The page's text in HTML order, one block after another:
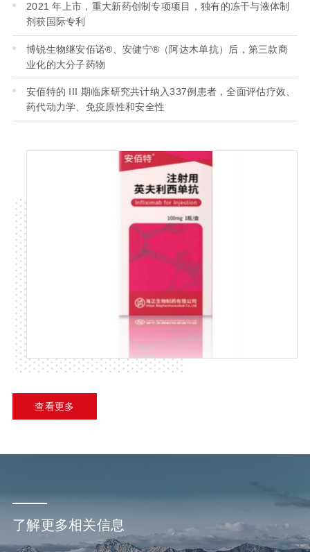
2021 年上市，重大新药创制专项项目，独有的冻干与液体制
剂获国际专利
博锐生物继安佰诺®、安健宁®（阿达木单抗）后，第三款商
业化的大分子药物
安佰特的 III 期临床研究共计纳入337例患者，全面评估疗效、
药代动力学、免疫原性和安全性
查看更多
了解更多相关信息